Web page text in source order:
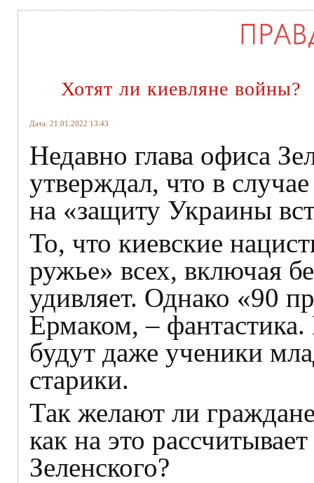
Хотят ли киевляне войны?
Дата: 21.01.2022 13:43
Недавно глава офиса
утверждал, что в
на «защиту Украины
То, что киевские
ружье» всех, включая
удивляет. Однако «90
Ермаком, – фантастика.
будут даже ученики
старики.
Так желают ли
как на это
Зеленского?